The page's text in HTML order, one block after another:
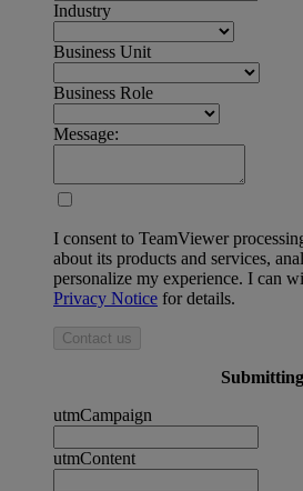
Industry
Business Unit
Business Role
Message:
I consent to TeamViewer
about its products and services,
personalize my experience. I can
Privacy Notice for details.
Contact us
utmCampaign
utmContent